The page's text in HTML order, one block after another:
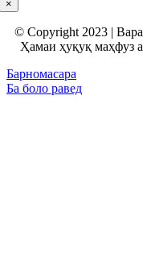
×
© Copyright 2023 |
Ҳамаи ҳуқуқ маҳфуз
Барномасара
Ба боло равед